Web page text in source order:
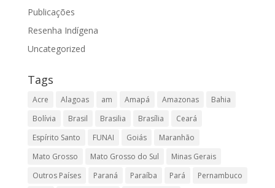
Publicações
Resenha Indígena
Uncategorized
Tags
Acre Alagoas am Amapá Amazonas
Bahia
Bolívia
Brasil Brasilia Brasília
Ceará
Espírito Santo
FUNAI Goiás
Maranhão
Mato Grosso
Mato Grosso do Sul
Minas Gerais
Outros Países
Paraná Paraíba Pará
Pernambuco